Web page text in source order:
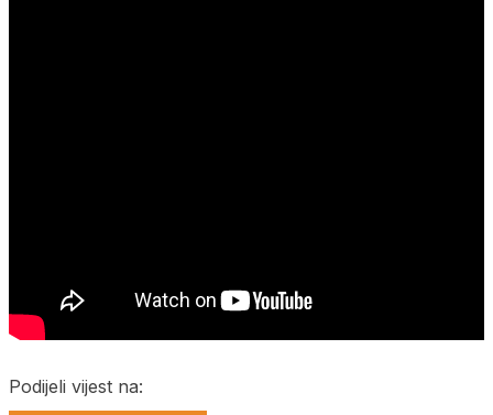
Podijeli vijest na: